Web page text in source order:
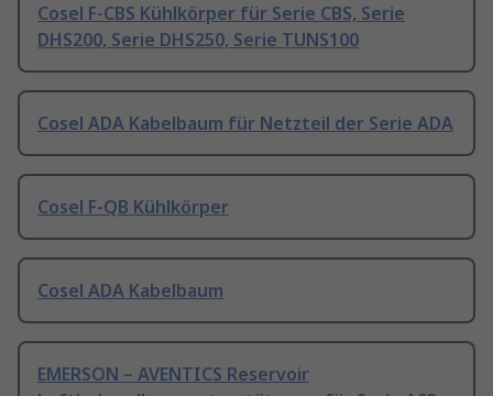
Cosel F-CBS Kühlkörper für Serie CBS, Serie
DHS200, Serie DHS250, Serie TUNS100
Cosel ADA Kabelbaum für Netzteil der Serie ADA
Cosel F-QB Kühlkörper
Cosel ADA Kabelbaum
EMERSON – AVENTICS Reservoir